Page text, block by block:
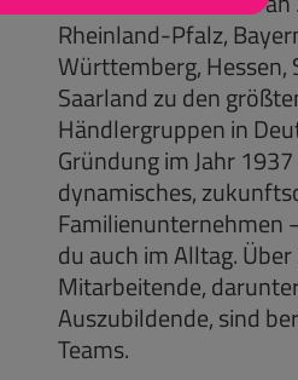
Rheinland-Pfalz,
Württemberg, Hessen,
Saarland zu den
Händlergruppen in
Gründung im Jahr
dynamisches,
Familienunternehmen
du auch im Alltag.
Mitarbeitende,
Auszubildende, sind
Teams.